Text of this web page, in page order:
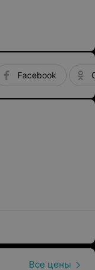
и сонного
храпа и сонного
Facebook
Все цены